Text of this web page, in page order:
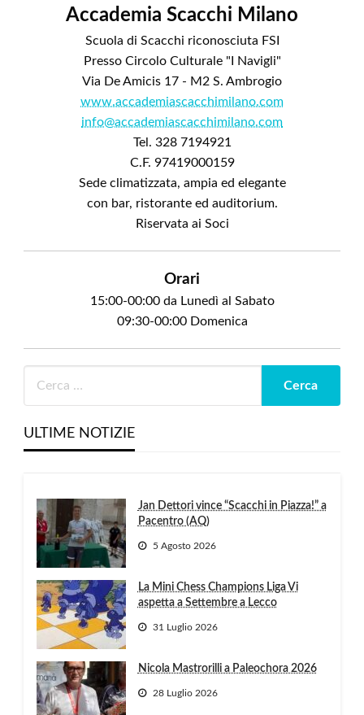
Accademia Scacchi Milano
Scuola di Scacchi riconosciuta FSI
Presso Circolo Culturale "I Navigli"
Via De Amicis 17 - M2 S. Ambrogio
www.accademiascacchimilano.com
info@accademiascacchimilano.com
Tel. 328 7194921
C.F. 97419000159
Sede climatizzata, ampia ed elegante
con bar, ristorante ed auditorium.
Riservata ai Soci
Orari
15:00-00:00 da Lunedì al Sabato
09:30-00:00 Domenica
ULTIME NOTIZIE
Jan Dettori vince “Scacchi in Piazza!” a
Pacentro (AQ)
5 Agosto 2026
La Mini Chess Champions Liga Vi
aspetta a Settembre a Lecco
31 Luglio 2026
Nicola Mastrorilli a Paleochora 2026
28 Luglio 2026